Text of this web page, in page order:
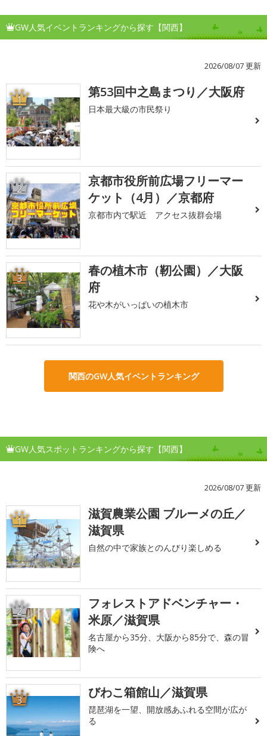
GW人気イベントランキングから探す【関西】
2026/08/07 更新
1 第53回中之島まつり／大阪府
日本最大級の市民祭り
2
京都市役所前広場フリーマー
ケット（4月）／京都府
京都市内で駅近 アクセス抜群会場
3
春の植木市（靭公園）／大阪
府
花や木がいっぱいの植木市
関西のGW人気イベントランキング
GW人気スポットランキングから探す【関西】
2026/08/07 更新
1
滋賀農業公園 ブルーメの丘／
滋賀県
自然の中で家族とのんびり楽しめる
2
フォレストアドベンチャー・
米原／滋賀県
名古屋から35分、大阪から85分で、森の冒
険へ
3 びわこ箱館山／滋賀県
琵琶湖を一望、開放感あふれる空間が広が
る